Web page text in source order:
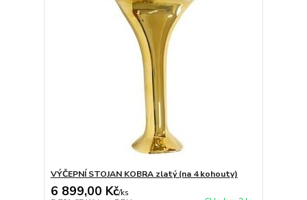
VÝČEPNÍ STOJAN KOBRA zlatý (na 4 kohouty)
6 899,00 Kč/ks